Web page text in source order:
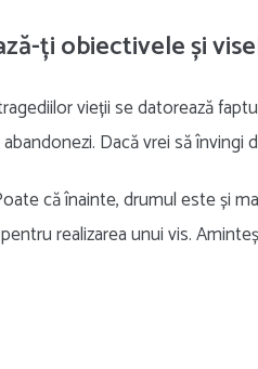
ți obiectivele și
vieții se datorează
Dacă vrei să
că înainte, drumul este și
realizarea unui vis.